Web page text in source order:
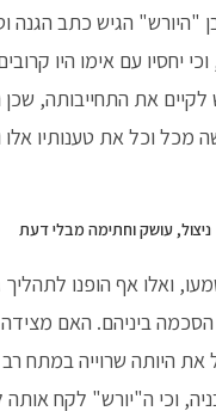
"היורש" הגיש כתב הגנה
יחסיו עם אימו היו
את התחייבותה, שכן
מכל וכל את טענותיו
ניצול, עושק וחתימה מבלי דעת
ואלו אף הופנו
ביניהם. האם מצידה
את היותה שרוייה במתח
וכי ה"יורש" לקח אותה